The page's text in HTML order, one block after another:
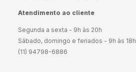
Atendimento ao cliente
Segunda a sexta - 9h às 20h
Sábado, domingo e feriados - 9h às 18h
(11) 94798-6886